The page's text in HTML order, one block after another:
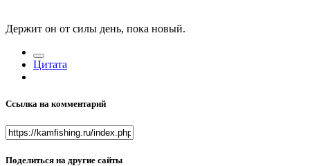
Держит он от силы день, пока новый.
Цитата
Ссылка на комментарий
Поделиться на другие сайты